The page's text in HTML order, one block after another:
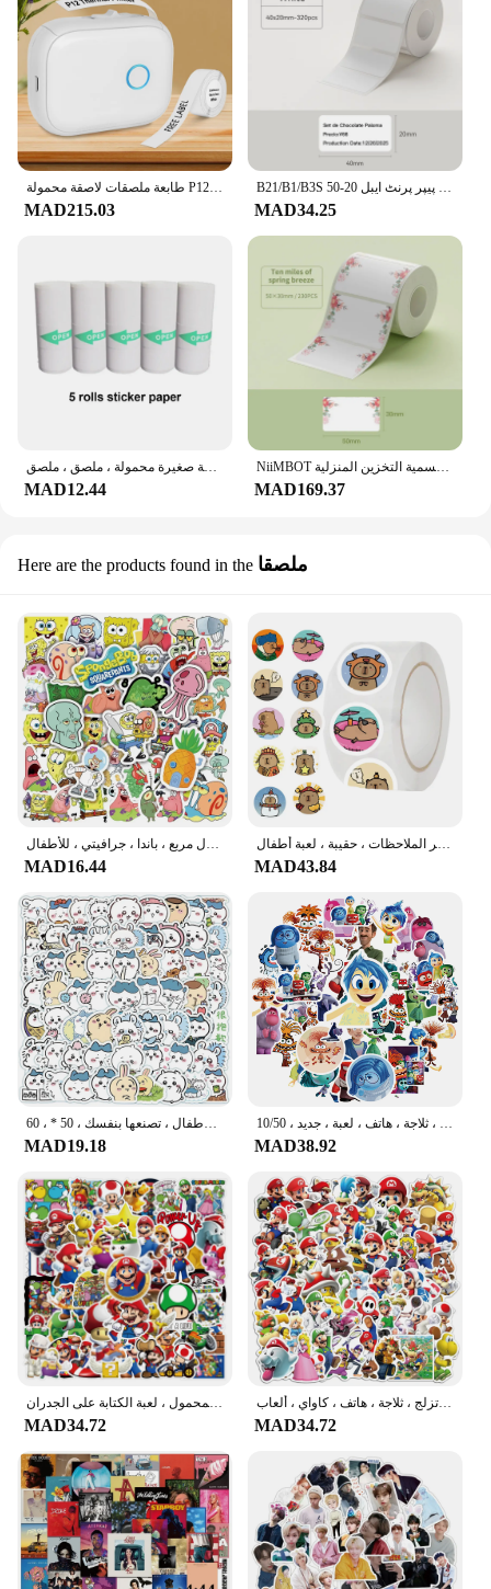
طابعة ملصقات لاصقة محمولة P12 ، آلة تسمية صغيرة ، بلوتوث ، طباعة نافرة من الحبر ، طابعة جيب ، ملصق 3PK ، ملصق مستمر
MAD215.03
B21/B1/B3S مکمل سفید سیریز تھرمل لیبل اسٹیکر پیپر پرنٹ ایبل 20-50mm
MAD34.25
طابعة حرارية لاسلكية ذاتية اللصق بدون حبر ، طابعة صغيرة محمولة ، ملصق ، ملصق
MAD12.44
NiiMBOT مقاوم للماء ورقة تسمية اللون ، لتقوم بها بنفسك ملصقات الطباعة ، ورقة التسمية التخزين المنزلية ، B1 B21 B203 B3S
MAD169.37
Here are the products found in the ملصقا
مجموعة من 50 ملصق كرتون ، مقاومة للماء ، لطيف ، إسفنجة ، بنطال مربع ، باندا ، جرافيتي ، للأطفال
MAD16.44
ملصقات كرتونية كابيبارا لطيفة ، من من من الكابيبارا/لفة ، مقاومة للماء ، للهاتف ، الغيتار ، الكمبيوتر المحمول ، دفتر الملاحظات ، حقيبة ، لعبة أطفال
MAD43.84
ملصقات شيكاوا لطيفة للأطفال ، تصنعها بنفسك ، 50 * ، 60 * ،
MAD19.18
ملصقات أنيمي للأطفال ، ملصقات فينيل ، جرافيتي ، لوح التزلج ، لابتوب ، جيتار ، ثلاجة ، هاتف ، لعبة ، جديد ، 10/50
MAD38.92
MAD34.72
ملصقات كرتون سوبر ماريو للأطفال ، شارات مقاومة للماء ، ملصقات تصنعها بنفسك ، كمبيوتر محمول ، دفتر ملاحظات ، لوح تزلج ، ثلاجة ، هاتف ، كاواي ، ألعاب
MAD34.72